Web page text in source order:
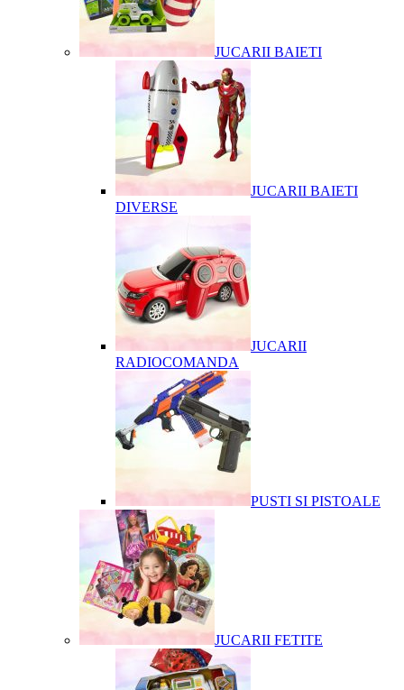
JUCARII BAIETI
JUCARII BAIETI
DIVERSE
JUCARII
RADIOCOMANDA
PUSTI SI PISTOALE
JUCARII FETITE